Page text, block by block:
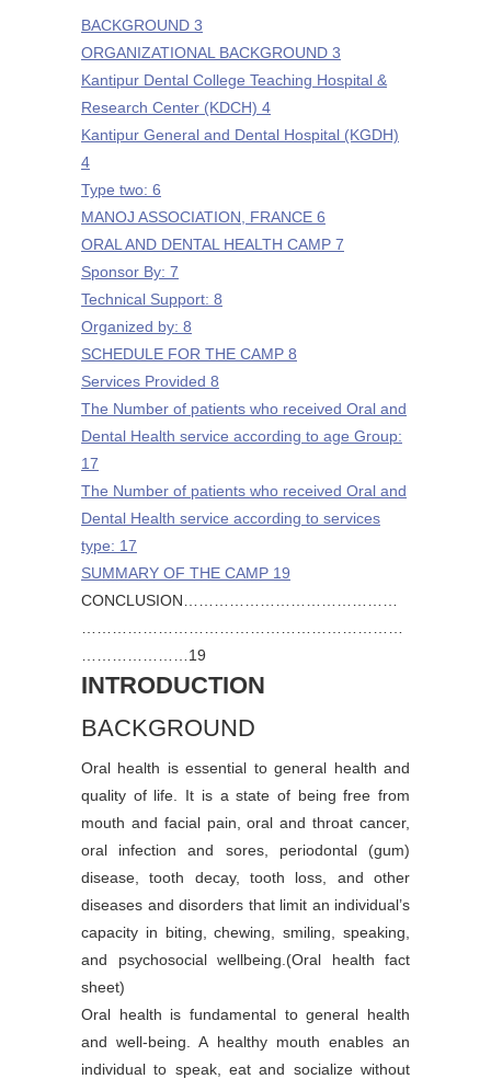
BACKGROUND 3
ORGANIZATIONAL BACKGROUND 3
Kantipur Dental College Teaching Hospital &
Research Center (KDCH) 4
Kantipur General and Dental Hospital (KGDH)
4
Type two: 6
MANOJ ASSOCIATION, FRANCE 6
ORAL AND DENTAL HEALTH CAMP 7
Sponsor By: 7
Technical Support: 8
Organized by: 8
SCHEDULE FOR THE CAMP 8
Services Provided 8
The Number of patients who received Oral and
Dental Health service according to age Group:
17
The Number of patients who received Oral and
Dental Health service according to services
type: 17
SUMMARY OF THE CAMP 19
CONCLUSION……………………………………
…………………19
INTRODUCTION
BACKGROUND
Oral health is essential to general health and
quality of life. It is a state of being free from
mouth and facial pain, oral and throat cancer,
oral infection and sores, periodontal (gum)
disease, tooth decay, tooth loss, and other
diseases and disorders that limit an individual’s
capacity in biting, chewing, smiling, speaking,
and psychosocial wellbeing.(Oral health fact
sheet)
Oral health is fundamental to general health
and well-being. A healthy mouth enables an
individual to speak, eat and socialize without